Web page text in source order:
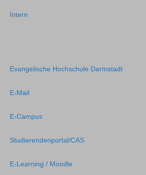
Intern
Evangelische Hochschule Darmstadt
E-Mail
E-Campus
Studierendenportal/CAS
E-Learning / Moodle